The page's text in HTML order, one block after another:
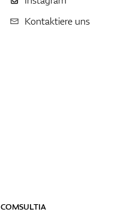
Kontaktiere uns
COMSULTIA